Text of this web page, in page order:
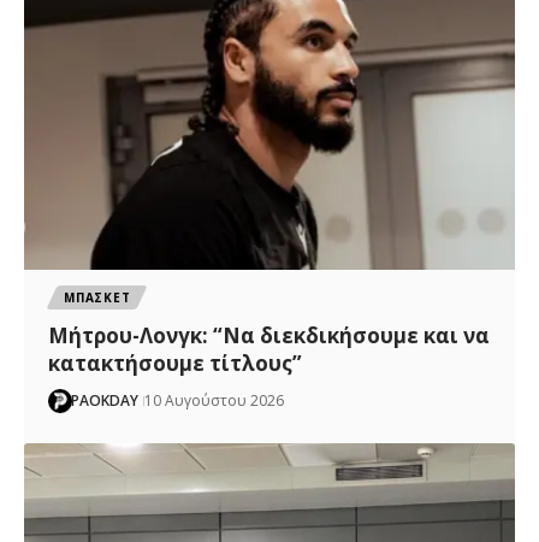
ΜΠΑΣΚΕΤ
Μήτρου-Λονγκ: “Nα διεκδικήσουμε και να
κατακτήσουμε τίτλους”
PAOKDAY 10 Αυγούστου 2026